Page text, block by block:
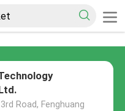
Road, Fenghuang